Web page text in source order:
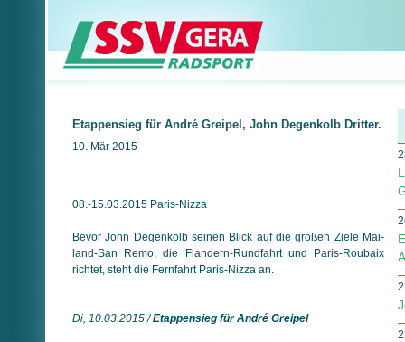
Etappensieg für André Greipel, John Degenkolb Dritter.
10. Mär 2015
08.-15.03.2015 Paris-Nizza
Bevor John Degenkolb seinen Blick auf die großen Ziele Mai­
land-San Remo, die Flandern-Rundfahrt und Paris-Roubaix
richtet, steht die Fernfahrt Paris-Nizza an.
Di, 10.03.2015 /Etappensieg für André Greipel